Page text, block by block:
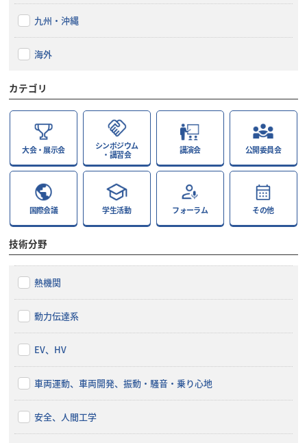
九州・沖縄
海外
カテゴリ
大会・展示会
シンポジウム
・講習会
講演会 公開委員会
国際会議 学生活動 フォーラム その他
技術分野
熱機関
動力伝達系
EV、HV
車両運動、車両開発、振動・騒音・乗り心地
安全、人間工学